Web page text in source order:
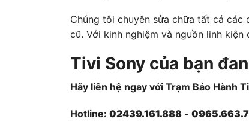
Chúng tôi chuyên sửa chữa tất cả các
cũ. Với kinh nghiệm và nguồn linh
Tivi Sony của bạn
Hãy liên hệ ngay với Trạm Bảo Hành
Hotline: 02439.161.888 -